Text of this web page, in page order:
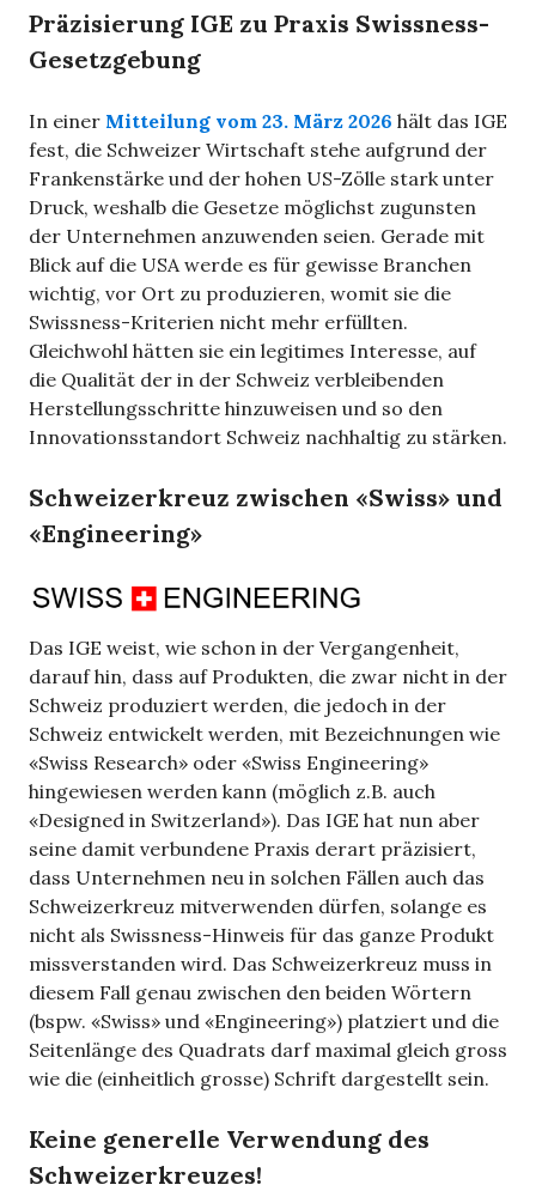
Präzisierung IGE zu Praxis Swissness-
Gesetzgebung
In einer Mitteilung vom 23. März 2026 hält das IGE
fest, die Schweizer Wirtschaft stehe aufgrund der
Frankenstärke und der hohen US-Zölle stark unter
Druck, weshalb die Gesetze möglichst zugunsten
der Unternehmen anzuwenden seien. Gerade mit
Blick auf die USA werde es für gewisse Branchen
wichtig, vor Ort zu produzieren, womit sie die
Swissness-Kriterien nicht mehr erfüllten.
Gleichwohl hätten sie ein legitimes Interesse, auf
die Qualität der in der Schweiz verbleibenden
Herstellungsschritte hinzuweisen und so den
Innovationsstandort Schweiz nachhaltig zu stärken.
Schweizerkreuz zwischen «Swiss» und
«Engineering»
Das IGE weist, wie schon in der Vergangenheit,
darauf hin, dass auf Produkten, die zwar nicht in der
Schweiz produziert werden, die jedoch in der
Schweiz entwickelt werden, mit Bezeichnungen wie
«Swiss Research» oder «Swiss Engineering»
hingewiesen werden kann (möglich z.B. auch
«Designed in Switzerland»). Das IGE hat nun aber
seine damit verbundene Praxis derart präzisiert,
dass Unternehmen neu in solchen Fällen auch das
Schweizerkreuz mitverwenden dürfen, solange es
nicht als Swissness-Hinweis für das ganze Produkt
missverstanden wird. Das Schweizerkreuz muss in
diesem Fall genau zwischen den beiden Wörtern
(bspw. «Swiss» und «Engineering») platziert und die
Seitenlänge des Quadrats darf maximal gleich gross
wie die (einheitlich grosse) Schrift dargestellt sein.
Keine generelle Verwendung des
Schweizerkreuzes!